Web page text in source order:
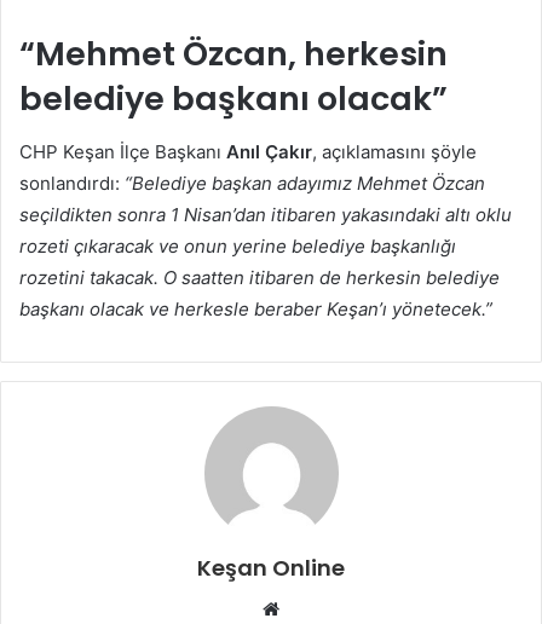
“Mehmet Özcan, herkesin
belediye başkanı olacak”
CHP Keşan İlçe Başkanı Anıl Çakır, açıklamasını şöyle
sonlandırdı: “Belediye başkan adayımız Mehmet Özcan
seçildikten sonra 1 Nisan’dan itibaren yakasındaki altı oklu
rozeti çıkaracak ve onun yerine belediye başkanlığı
rozetini takacak. O saatten itibaren de herkesin belediye
başkanı olacak ve herkesle beraber Keşan’ı yönetecek.”
Keşan Online
Web